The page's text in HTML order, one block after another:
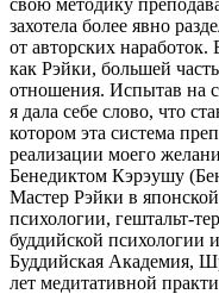
захотела более явно
от авторских
как Рэйки, большей
отношения. Испытав на
я дала себе слово, что
котором эта система
реализации моего
Бенедиктом Кэрэушу
Мастер Рэйки в
психологии, гештальт-
буддийской психологии
Буддийская Академия,
лет медитативной